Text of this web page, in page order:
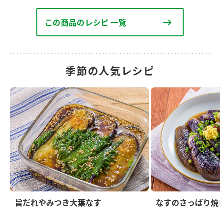
この商品のレシピ 一覧
季節の人気レシピ
旨だれやみつき大葉なす なすのさっぱり